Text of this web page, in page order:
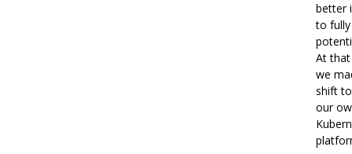
better
to
At
we
shift
our